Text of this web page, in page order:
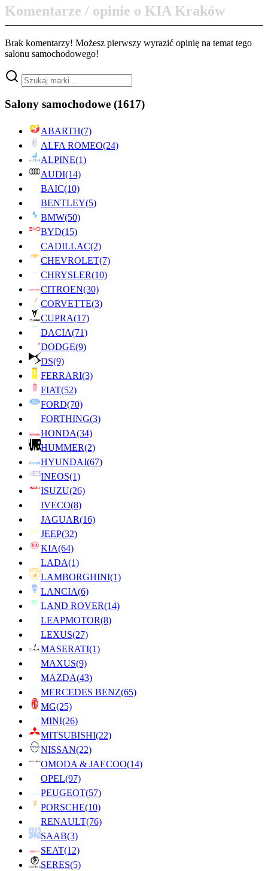
Komentarze / opinie o KIA Kraków
Brak komentarzy! Możesz pierwszy wyrazić opinię na temat tego
salonu samochodowego!
Salony samochodowe (1617)
ABARTH(7)
ALFA ROMEO(24)
ALPINE(1)
AUDI(14)
BAIC(10)
BENTLEY(5)
BMW(50)
BYD(15)
CADILLAC(2)
CHEVROLET(7)
CHRYSLER(10)
CITROEN(30)
CORVETTE(3)
CUPRA(17)
DACIA(71)
DODGE(9)
DS(9)
FERRARI(3)
FIAT(52)
FORD(70)
FORTHING(3)
HONDA(34)
HUMMER(2)
HYUNDAI(67)
INEOS(1)
ISUZU(26)
IVECO(8)
JAGUAR(16)
JEEP(32)
KIA(64)
LADA(1)
LAMBORGHINI(1)
LANCIA(6)
LAND ROVER(14)
LEAPMOTOR(8)
LEXUS(27)
MASERATI(1)
MAXUS(9)
MAZDA(43)
MERCEDES BENZ(65)
MG(25)
MINI(26)
MITSUBISHI(22)
NISSAN(22)
OMODA & JAECOO(14)
OPEL(97)
PEUGEOT(57)
PORSCHE(10)
RENAULT(76)
SAAB(3)
SEAT(12)
SERES(5)